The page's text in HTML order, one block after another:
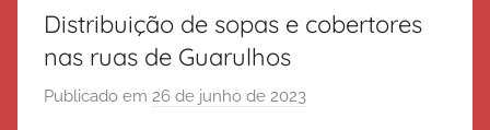
Distribuição de sopas e cobertores
nas ruas de Guarulhos
Publicado em 26 de junho de 2023